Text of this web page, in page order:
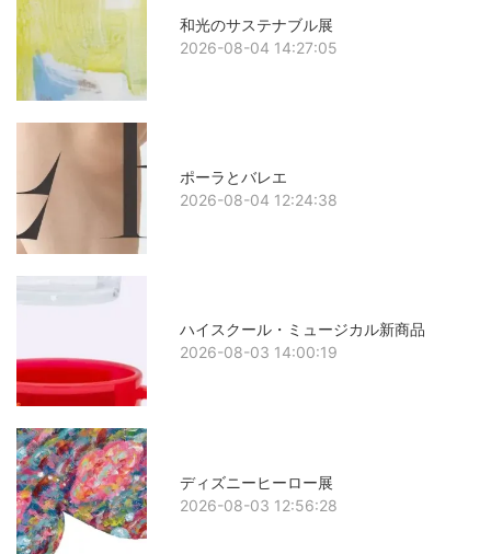
和光のサステナブル展
2026-08-04 14:27:05
ポーラとバレエ
2026-08-04 12:24:38
ハイスクール・ミュージカル新商品
2026-08-03 14:00:19
ディズニーヒーロー展
2026-08-03 12:56:28